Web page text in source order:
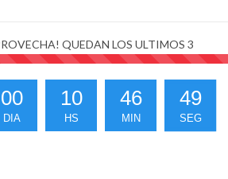
QUEDAN LOS ULTIMOS3
00
DIA
10
HS
46
MIN
49
SEG